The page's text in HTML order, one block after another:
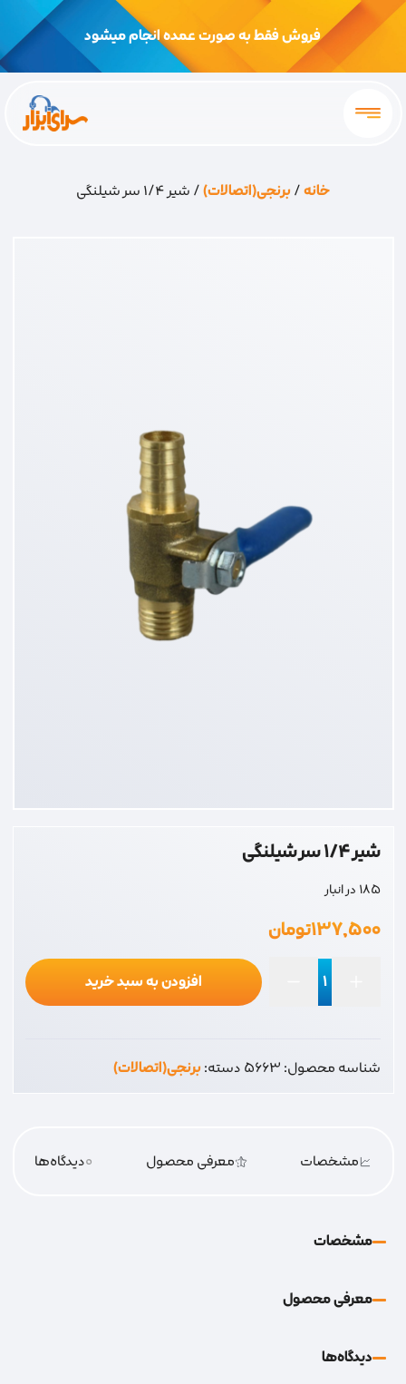
فروش فقط به صورت عمده انجام میشود
خانه/برنجی(اتصالات)/ شیر 1/4 سر شیلنگی
شیر 1/4 سر شیلنگی
185 در انبار
۱۳۷,۵۰۰تومان
شیلنگی
افزودن به سبد خرید
شناسه محصول:5663دسته:برنجی(اتصالات)
مشخصات معرفی محصول 0دیدگاه‌‌ها
مشخصات
معرفی محصول
دیدگاه‌‌ها